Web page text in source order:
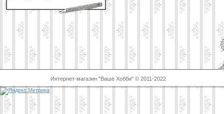
Интернет-магазин "Ваше Хобби" © 2011-2022